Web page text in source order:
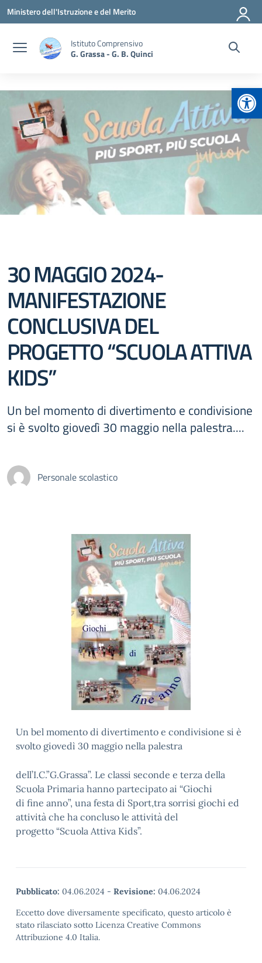
Vai ai contenuti
Vai al menu di navigazione
Vai al footer
Ministero dell'Istruzione e del Merito
Istituto Comprensivo
G. Grassa - G. B. Quinci
30 MAGGIO 2024-
MANIFESTAZIONE
CONCLUSIVA DEL
PROGETTO “SCUOLA ATTIVA
KIDS”
Un bel momento di divertimento e condivisione
si è svolto giovedì 30 maggio nella palestra....
Personale scolastico
Un bel momento di divertimento e condivisione si è
svolto giovedì 30 maggio nella palestra
dell’I.C.”G.Grassa”. Le classi seconde e terza della
Scuola Primaria hanno partecipato ai “Giochi
di fine anno”, una festa di Sport,tra sorrisi giochi ed
attività che ha concluso le attività del
progetto “Scuola Attiva Kids”.
Pubblicato: 04.06.2024 - Revisione: 04.06.2024
Eccetto dove diversamente specificato, questo articolo è
stato rilasciato sotto Licenza Creative Commons
Attribuzione 4.0 Italia.